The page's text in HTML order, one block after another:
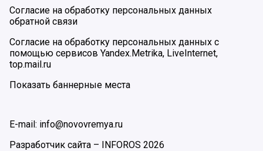
Согласие на обработку персональных данных
обратной связи
Согласие на обработку персональных данных с
помощью сервисов Yandex.Metrika, LiveInternet,
top.mail.ru
Показать баннерные места
E-mail: info@novovremya.ru
Разработчик сайта – INFOROS 2026